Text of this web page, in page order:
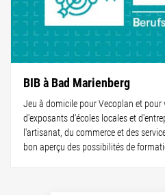
BIB à Bad Marienberg
Jeu à domicile pour Vecoplan et
d'exposants d'écoles locales et
l'artisanat, du commerce et des
bon aperçu des possibilités de